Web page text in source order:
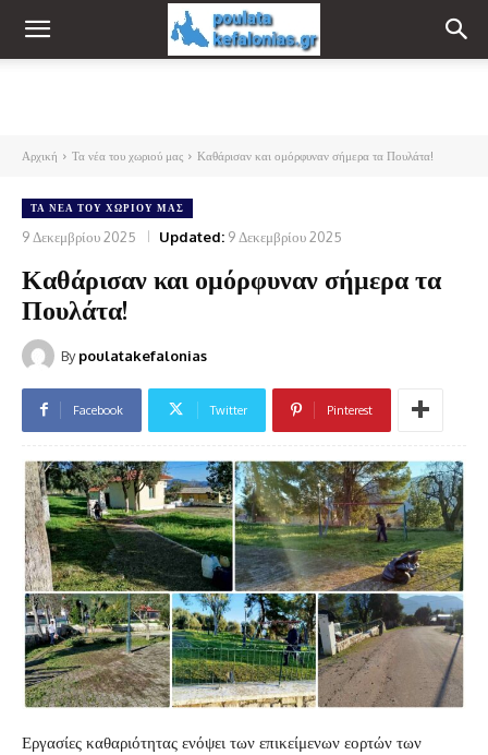
Αρχική Τα νέα του χωριού μας Καθάρισαν και ομόρφυναν σήμερα τα Πουλάτα!
ΤΑ ΝΈΑ ΤΟΥ ΧΩΡΙΟΎ ΜΑΣ
9 Δεκεμβρίου 2025 Updated: 9 Δεκεμβρίου 2025
Καθάρισαν και ομόρφυναν σήμερα τα
Πουλάτα!
By poulatakefalonias
Facebook Twitter Pinterest
Εργασίες καθαριότητας ενόψει των επικείμενων εορτών των